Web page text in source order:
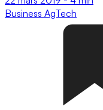
Business AgTech